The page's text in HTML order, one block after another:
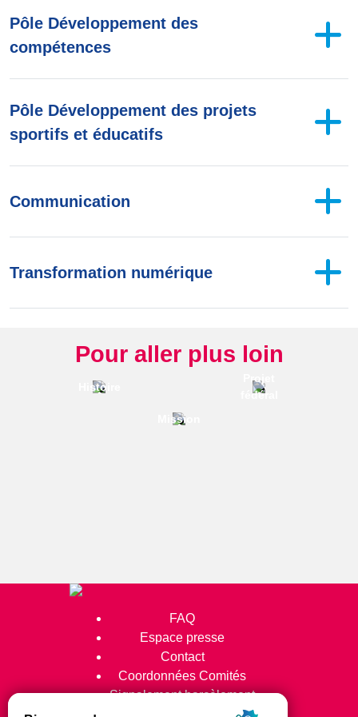
Pôle Développement des
compétences
Pôle Développement des projets
sportifs et éducatifs
Communication
Transformation numérique
Pour aller plus loin
Histoire
Projet
fédéral
Mission
FAQ
Espace presse
Contact
Coordonnées Comités
Signalement harcèlement